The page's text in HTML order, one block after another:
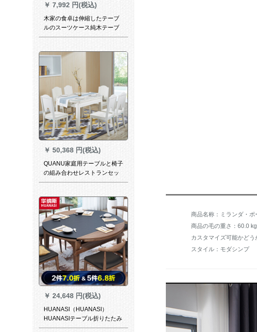
￥ 7,992 円(税込)
木家の食卓は伸縮したテーブ
ルのスーツケース純木テーブ
ルとテーブルのセットになっ
の予約金は「お支払い済みの
￥ 50,368 円(税込)
QUANU家庭用テーブルと椅子
の組み合わせレストランセッ
ト家具折りたたみたテーブル
ブルの六椅子です。
￥ 24,648 円(税込)
HUANASI（HUANASI）
HUANASIテーブル折りたたみ
たテーブルとテーブルセット
商品の毛の重さ：60.0 kg
スタイル：モダシンプ